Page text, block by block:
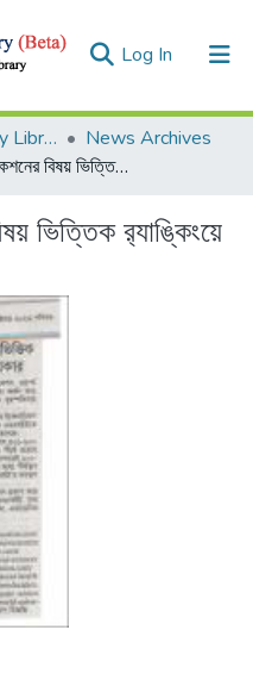
Log In (current)
North South University Library
News Archives
টাইমস হায়ার এডুকেশনের বিষয় ভিত্তিক র‍্যাঙ্কিংয়ে এন এস ইউ এর জয়জয়কার
ভিত্তিক র‍্যাঙ্কিংয়ে